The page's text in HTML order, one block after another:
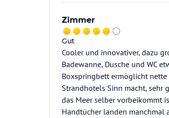
Zimmer
Gut
Cooler und innovativer, dazu
Badewanne, Dusche und WC
Boxspringbett ermöglicht nette
Strandhotels Sinn macht, sehr
das Meer selber vorbeikommt
Handtücher landen manchmal